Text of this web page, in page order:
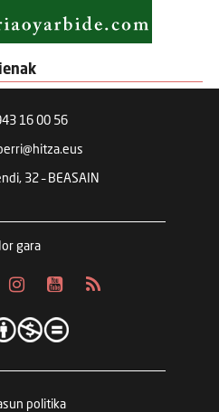
16 00 56
32 – BEASAIN
gara
politika